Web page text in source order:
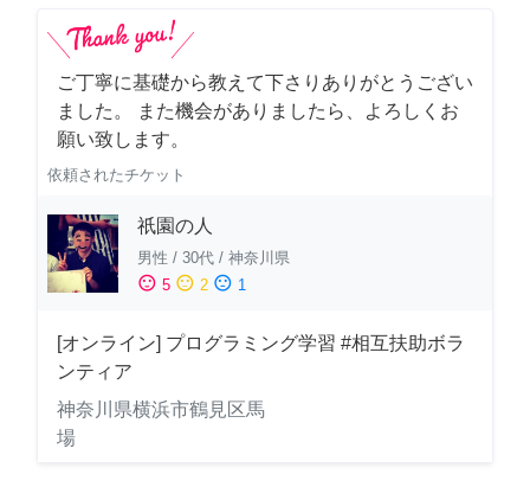
ご丁寧に基礎から教えて下さりありがとうござい
ました。 また機会がありましたら、よろしくお
願い致します。
依頼されたチケット
祇園の人
男性 / 30代 / 神奈川県
sentiment_satisfied 5 sentiment_neutral 2 sentiment_dissatisfied 1
[オンライン] プログラミング学習 #相互扶助ボラ
ンティア
神奈川県横浜市鶴見区馬
場